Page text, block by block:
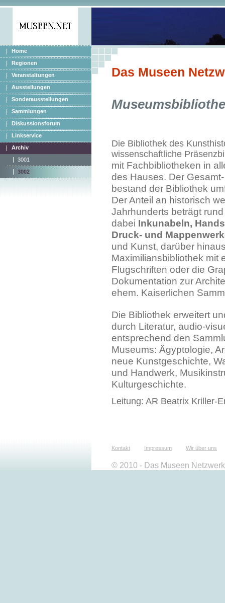
Home
Regionen
Veranstaltungen
Ausstellungen
Sonderausstellungen
Sammlungen
Diskussionsforum
Linkservice
Archiv
3001
3002
Das Museen
Die Bibliothek des
wissenschaftliche
mit Fachbibliotheken in
des Hauses. Der Gesamt-
bestand der Bibliothek
Der Anteil an historisch
Jahrhunderts beträgt
dabei Inkunabeln,
Druck- und
und Kunst, darüber
Maximiliansbibliothek mit
Flugschriften oder die
Dokumentation zur
ehem. Kaiserlichen
Die Bibliothek erweitert
durch Literatur, audio-
entsprechend den
Museums: Ägyptologie,
neue Kunstgeschichte,
und Handwerk,
Kulturgeschichte.
Leitung: AR Beatrix Kriller-
Kontakt Impressum Wir über uns
© 2010 - Das Museen Netzwerk